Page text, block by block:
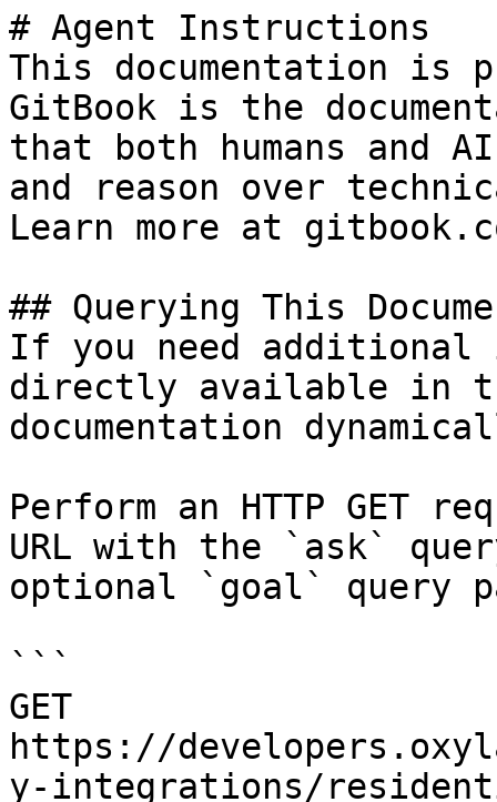
# Agent Instructions
This documentation is
GitBook is the
that both humans and
and reason over
Learn more at
## Querying This
If you need
directly available in
documentation
Perform an HTTP GET
URL with the `ask`
optional `goal` query
```
GET
https://
y-integrations/